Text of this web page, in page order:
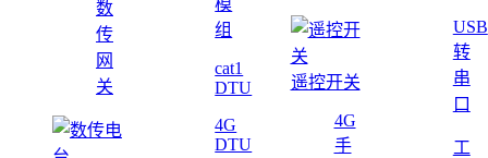
数
传
网
关
组
cat1
DTU
4G
DTU
遥控开关
4G
手
USB
转
串
口
工